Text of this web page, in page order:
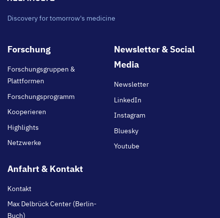
Discovery for tomorrow's medicine
Footer
Forschung
Forschungsgruppen &
Plattformen
Forschungsprogramm
Kooperieren
Highlights
Netzwerke
Newsletter & Social
Media
Newsletter
LinkedIn
Instagram
Bluesky
Youtube
Anfahrt & Kontakt
Kontakt
Max Delbrück Center (Berlin-
Buch)